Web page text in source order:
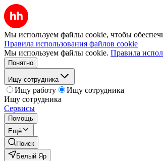
Мы используем файлы cookie, чтобы
Правила использования файлов cookie
Мы используем файлы cookie. Правила
Понятно
Ищу сотрудника
Ищу работу
Ищу сотрудника
Ищу сотрудника
Сервисы
Помощь
Ещё
Поиск
Белый Яр